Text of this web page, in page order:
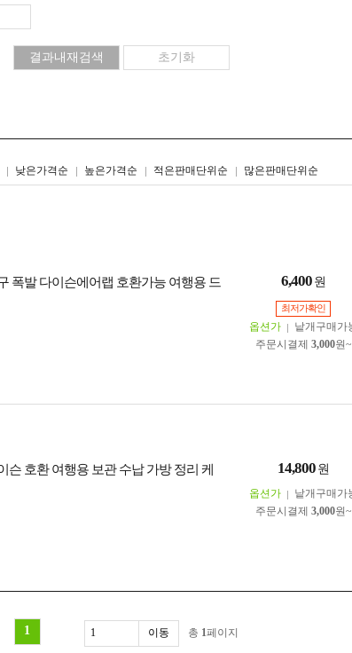
낮은가격순 높은가격순 적은판매단위순 많은판매단위순
폭발 다이슨에어랩 호환가능 여행용 드
6,400 원
최저가확인
옵션가
낱개구매가
주문시결제 3,000원~
슨 호환 여행용 보관 수납 가방 정리 케
14,800 원
옵션가
낱개구매가
주문시결제 3,000원~
1 총 1페이지